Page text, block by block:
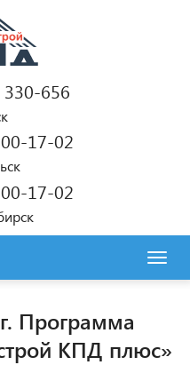
330-656
17-02
17-02
Программа
КПД плюс»